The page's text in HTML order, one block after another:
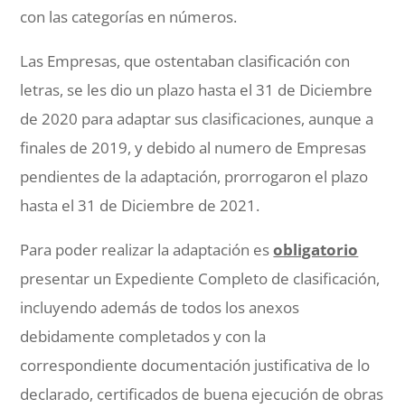
con las categorías en números.
Las Empresas, que ostentaban clasificación con
letras, se les dio un plazo hasta el 31 de Diciembre
de 2020 para adaptar sus clasificaciones, aunque a
finales de 2019, y debido al numero de Empresas
pendientes de la adaptación, prorrogaron el plazo
hasta el 31 de Diciembre de 2021.
Para poder realizar la adaptación esobligatorio
presentar un Expediente Completo de clasificación,
incluyendo además de todos los anexos
debidamente completados y con la
correspondiente documentación justificativa de lo
declarado, certificados de buena ejecución de obras